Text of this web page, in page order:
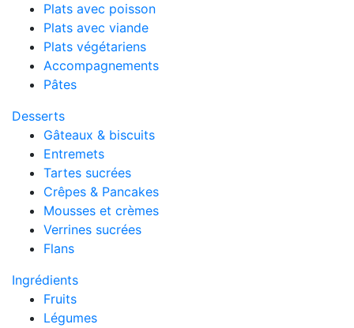
Plats avec poisson
Plats avec viande
Plats végétariens
Accompagnements
Pâtes
Desserts
Gâteaux & biscuits
Entremets
Tartes sucrées
Crêpes & Pancakes
Mousses et crèmes
Verrines sucrées
Flans
Ingrédients
Fruits
Légumes